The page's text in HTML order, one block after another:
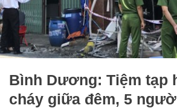
Bình Dương: Tiệm tạp
cháy giữa đêm, 5